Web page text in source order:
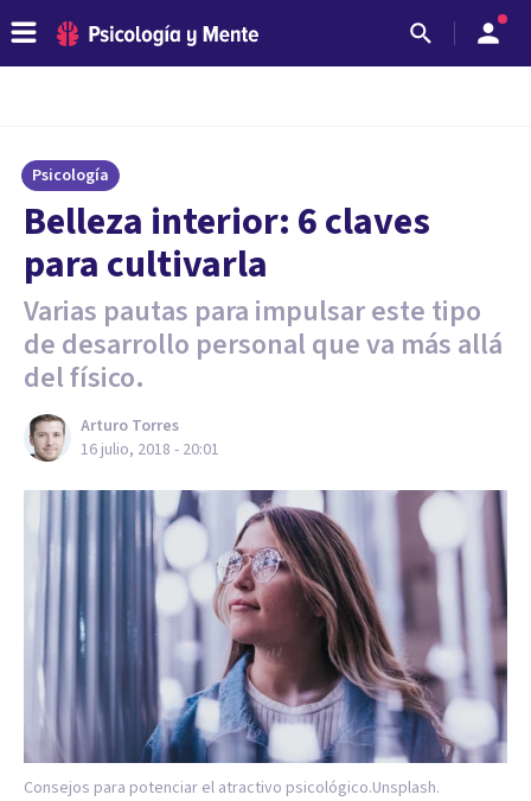
Psicología
Belleza interior: 6 claves
para cultivarla
Varias pautas para impulsar este tipo
de desarrollo personal que va más allá
del físico.
Arturo Torres
16 julio, 2018 - 20:01
Consejos para potenciar el atractivo psicológico.Unsplash.